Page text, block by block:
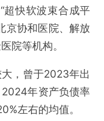
超快软波束合成平
京协和医院、解放
院等机构。
，曾于2023年出
年资产负债率
左右的均值。